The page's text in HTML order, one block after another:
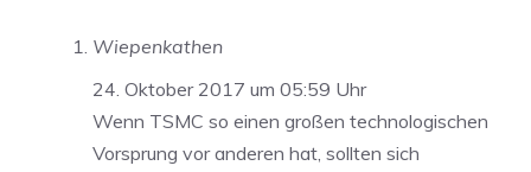
Wiepenkathen
24. Oktober 2017 um 05:59 Uhr
Wenn TSMC so einen großen technologischen
Vorsprung vor anderen hat, sollten sich